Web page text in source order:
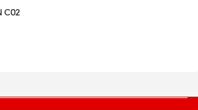
C02